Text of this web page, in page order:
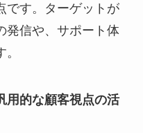
です。ターゲットが
発信や、サポート体
用的な顧客視点の活